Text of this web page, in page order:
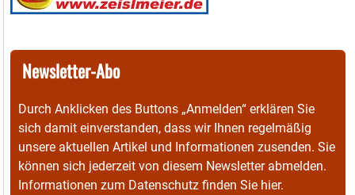
Newsletter-Abo
Durch Anklicken des Buttons „Anmelden“ erklären Sie
sich damit einverstanden, dass wir Ihnen regelmäßig
unsere aktuellen Artikel und Informationen zusenden. Sie
können sich jederzeit von diesem Newsletter abmelden.
Informationen zum Datenschutz finden Sie hier.